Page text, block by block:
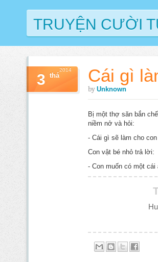
TRUYỆN CƯỜI
Cái gì
by Unknown
3 thá
2014
Bị một thợ săn bắn
niềm nở và hỏi:
- Cái gì sẽ làm cho
Con vật bé nhỏ trả lời:
- Con muốn có một